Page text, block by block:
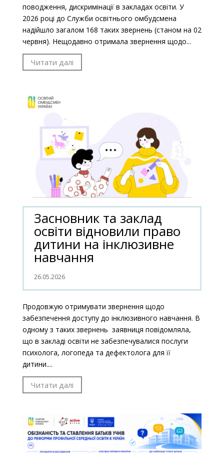
поводження, дискримінації в закладах освіти. У
2026 році до Служби освітнього омбудсмена
надійшло загалом 168 таких звернень (станом на 02
червня). Нещодавно отримала звернення щодо...
Читати далі
Засновник та заклад
освіти відновили право
дитини на інклюзивне
навчання
26.05.2026
Продовжую отримувати звернення щодо
забезпечення доступу до інклюзивного навчання. В
одному з таких звернень заявниця повідомляла,
що в закладі освіти не забезпечувалися послуги
психолога, логопеда та дефектолога для її
дитини....
Читати далі